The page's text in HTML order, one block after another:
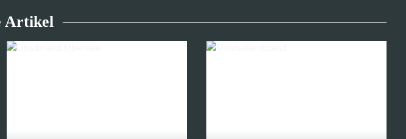
Artikel